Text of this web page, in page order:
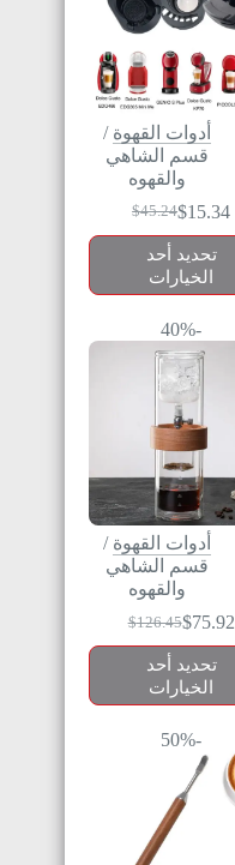
أدوات القهوة /
قسم الشاهي
والقهوه
$45.24$15.34
تحديد أحد
الخيارات
-40%
أدوات القهوة /
قسم الشاهي
والقهوه
$126.45$75.92
تحديد أحد
الخيارات
-50%